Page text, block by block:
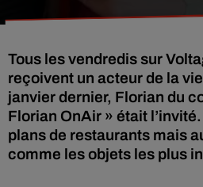
Tous les vendredis sur
reçoivent un acteur de la
janvier dernier, Florian du
Florian OnAir » était
plans de restaurants mais
comme les objets les plus